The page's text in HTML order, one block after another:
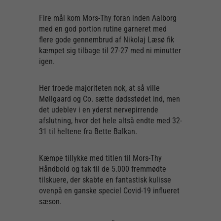
Fire mål kom Mors-Thy foran inden Aalborg
med en god portion rutine garneret med
flere gode gennembrud af Nikolaj Læsø fik
kæmpet sig tilbage til 27-27 med ni minutter
igen.
Her troede majoriteten nok, at så ville
Møllgaard og Co. sætte dødsstødet ind, men
det udeblev i en yderst nervepirrende
afslutning, hvor det hele altså endte med 32-
31 til heltene fra Bette Balkan.
Kæmpe tillykke med titlen til Mors-Thy
Håndbold og tak til de 5.000 fremmødte
tilskuere, der skabte en fantastisk kulisse
ovenpå en ganske speciel Covid-19 influeret
sæson.